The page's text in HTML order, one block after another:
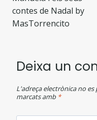
contes de Nadal by
MasTorrencito
Deixa un
L'adreça electrònica no es
marcats amb *